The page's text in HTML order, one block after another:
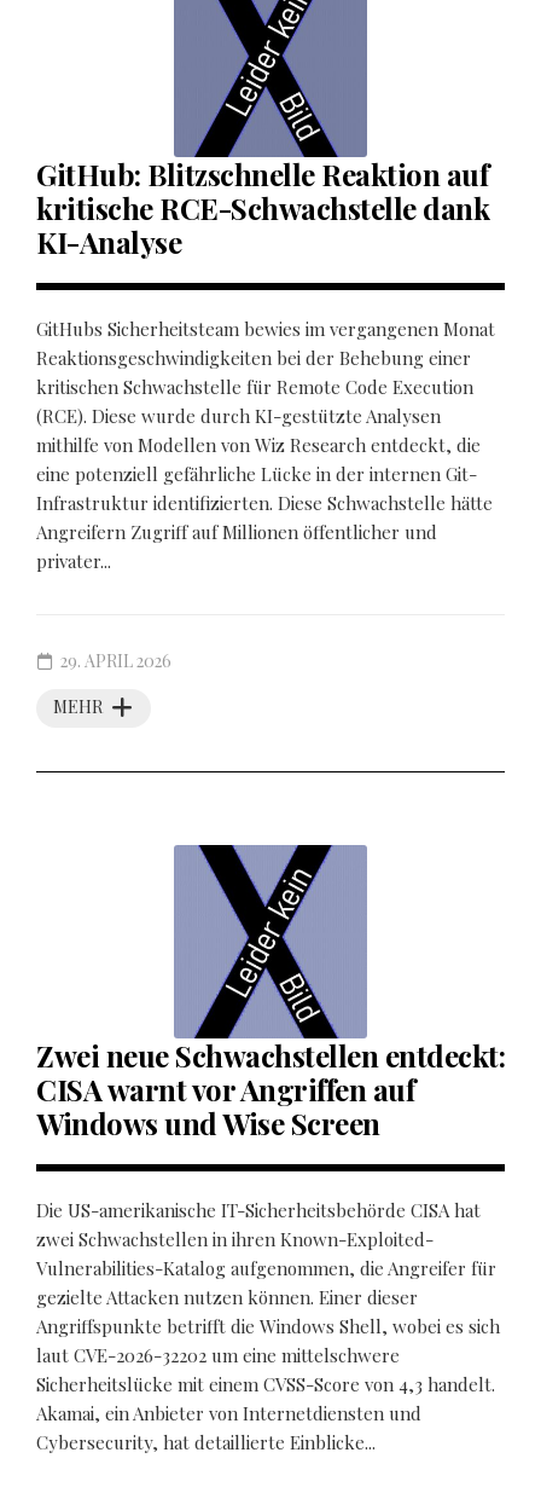
GitHub: Blitzschnelle Reaktion auf
kritische RCE-Schwachstelle dank
KI-Analyse
GitHubs Sicherheitsteam bewies im vergangenen Monat
Reaktionsgeschwindigkeiten bei der Behebung einer
kritischen Schwachstelle für Remote Code Execution
(RCE). Diese wurde durch KI-gestützte Analysen
mithilfe von Modellen von Wiz Research entdeckt, die
eine potenziell gefährliche Lücke in der internen Git-
Infrastruktur identifizierten. Diese Schwachstelle hätte
Angreifern Zugriff auf Millionen öffentlicher und
privater...
MEHR
29. APRIL 2026
Zwei neue Schwachstellen entdeckt:
CISA warnt vor Angriffen auf
Windows und Wise Screen
Die US-amerikanische IT-Sicherheitsbehörde CISA hat
zwei Schwachstellen in ihren Known-Exploited-
Vulnerabilities-Katalog aufgenommen, die Angreifer für
gezielte Attacken nutzen können. Einer dieser
Angriffspunkte betrifft die Windows Shell, wobei es sich
laut CVE-2026-32202 um eine mittelschwere
Sicherheitslücke mit einem CVSS-Score von 4,3 handelt.
Akamai, ein Anbieter von Internetdiensten und
Cybersecurity, hat detaillierte Einblicke...